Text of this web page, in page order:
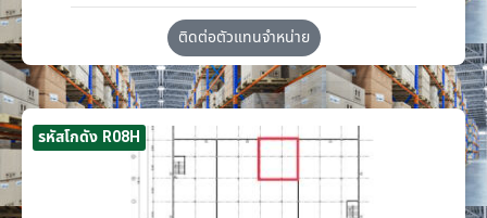
ติดต่อตัวแทนจำหน่าย
รหัสโกดัง R08H